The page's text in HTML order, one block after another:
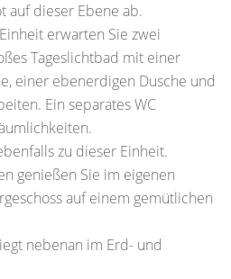
auf dieser Ebene ab.
erwarten Sie zwei
Tageslichtbad mit einer
einer ebenerdigen Dusche und
Ein separates WC
zu dieser Einheit.
genießen Sie im eigenen
auf einem gemütlichen
nebenan im Erd- und